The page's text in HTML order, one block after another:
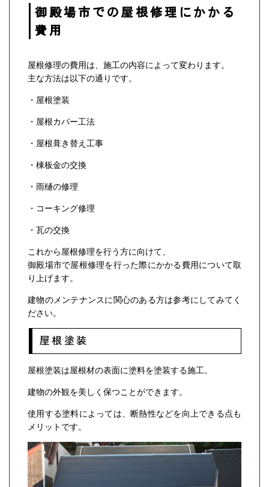
御殿場市での屋根修理にかかる
費用
屋根修理の費用は、施工の内容によって変わります。
主な方法は以下の通りです。
・屋根塗装
・屋根カバー工法
・屋根葺き替え工事
・棟板金の交換
・雨樋の修理
・コーキング修理
・瓦の交換
これから屋根修理を行う方に向けて、
御殿場市で屋根修理を行った際にかかる費用について取
り上げます。
建物のメンテナンスに関心のある方は参考にしてみてく
ださい。
屋根塗装
屋根塗装は屋根材の表面に塗料を塗装する施工。
建物の外観を美しく保つことができます。
使用する塗料によっては、断熱性などを向上できる点も
メリットです。